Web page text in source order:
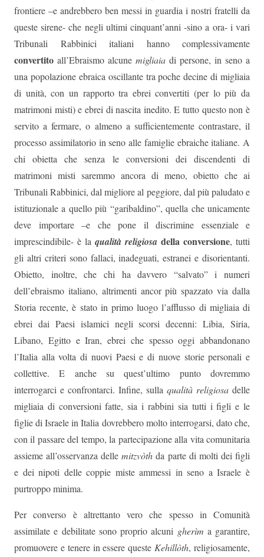
frontiere –e andrebbero ben messi in guardia i nostri fratelli da
queste sirene- che negli ultimi cinquant’anni -sino a ora- i vari
Tribunali Rabbinici italiani hanno complessivamente
convertito all’Ebraismo alcune migliaia di persone, in seno a
una popolazione ebraica oscillante tra poche decine di migliaia
di unità, con un rapporto tra ebrei convertiti (per lo più da
matrimoni misti) e ebrei di nascita inedito. E tutto questo non è
servito a fermare, o almeno a sufficientemente contrastare, il
processo assimilatorio in seno alle famiglie ebraiche italiane. A
chi obietta che senza le conversioni dei discendenti di
matrimoni misti saremmo ancora di meno, obietto che ai
Tribunali Rabbinici, dal migliore al peggiore, dal più paludato e
istituzionale a quello più “garibaldino”, quella che unicamente
deve importare –e che pone il discrimine essenziale e
imprescindibile- è la qualità religiosa della conversione, tutti
gli altri criteri sono fallaci, inadeguati, estranei e disorientanti.
Obietto, inoltre, che chi ha davvero “salvato” i numeri
dell’ebraismo italiano, altrimenti ancor più spazzato via dalla
Storia recente, è stato in primo luogo l’afflusso di migliaia di
ebrei dai Paesi islamici negli scorsi decenni: Libia, Siria,
Libano, Egitto e Iran, ebrei che spesso oggi abbandonano
l’Italia alla volta di nuovi Paesi e di nuove storie personali e
collettive. E anche su quest’ultimo punto dovremmo
interrogarci e confrontarci. Infine, sulla qualità religiosa delle
migliaia di conversioni fatte, sia i rabbini sia tutti i figli e le
figlie di Israele in Italia dovrebbero molto interrogarsi, dato che,
con il passare del tempo, la partecipazione alla vita comunitaria
assieme all’osservanza dellemitzvòth da parte di molti dei figli
e dei nipoti delle coppie miste ammessi in seno a Israele è
purtroppo minima.
Per converso è altrettanto vero che spesso in Comunità
assimilate e debilitate sono proprio alcuni gherìm a garantire,
promuovere e tenere in essere queste Kehillòth, religiosamente,